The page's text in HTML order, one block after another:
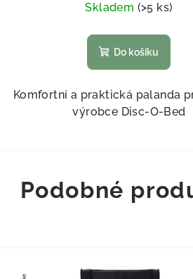
Skladem (>5 ks)
Do košíku
Komfortní a praktická palanda
výrobce Disc-O-Bed
Podobné